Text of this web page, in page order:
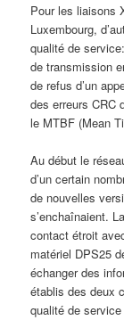
Pour les liaisons
Luxembourg,
qualité de
de transmission
de refus d’un
des erreurs CRC
le MTBF (Mean
Au début le
d’un certain
de nouvelles
s’enchaînaient.
contact étroit
matériel DPS25
échanger des
établis des deux
qualité de